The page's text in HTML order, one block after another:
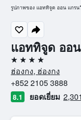
แอททิจูด ออ
4 ดาว
ฮ่องกง, ฮ่องกง
+852 2105 3888
8.1 ยอดเยี่ยม
รูปภาพของ แอททิจูด ออน แกรน